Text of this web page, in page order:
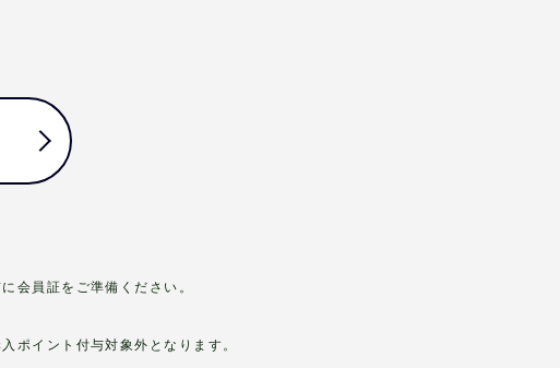
会員証をご準備ください。
ポイント付与対象外となります。